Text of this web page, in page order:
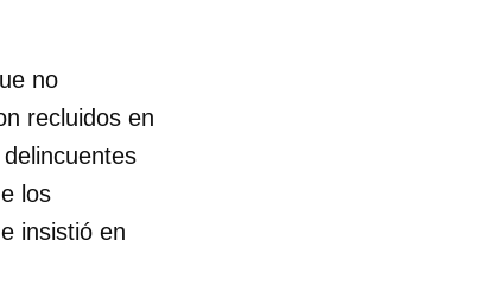
no
recluidos en
los
insistió en